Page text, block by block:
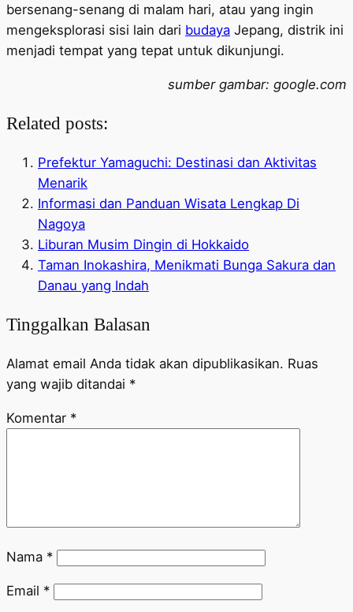
bersenang-senang di malam hari, atau yang ingin
mengeksplorasi sisi lain dari budaya Jepang, distrik ini
menjadi tempat yang tepat untuk dikunjungi.
sumber gambar: google.com
Related posts:
Prefektur Yamaguchi: Destinasi dan Aktivitas
Menarik
Informasi dan Panduan Wisata Lengkap Di
Nagoya
Liburan Musim Dingin di Hokkaido
Taman Inokashira, Menikmati Bunga Sakura dan
Danau yang Indah
Tinggalkan Balasan
Alamat email Anda tidak akan dipublikasikan. Ruas
yang wajib ditandai *
Komentar *
Nama *
Email *